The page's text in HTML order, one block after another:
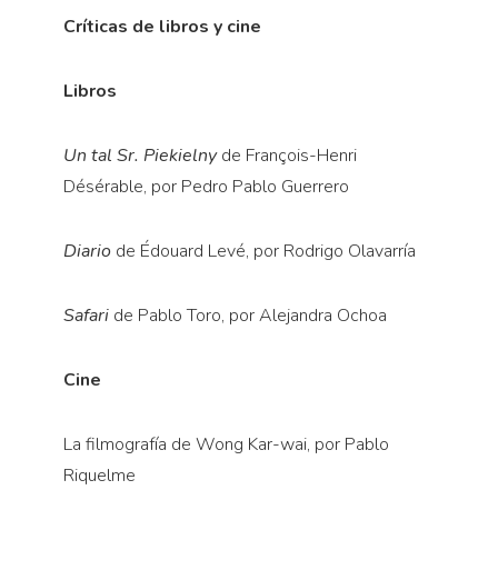
Críticas de libros y cine
Libros
Un tal Sr. Piekielnyde François-Henri
Désérable, por Pedro Pablo Guerrero
Diario de Édouard Levé, por Rodrigo Olavarría
Safari de Pablo Toro, por Alejandra Ochoa
Cine
La filmografía de Wong Kar-wai, por Pablo
Riquelme